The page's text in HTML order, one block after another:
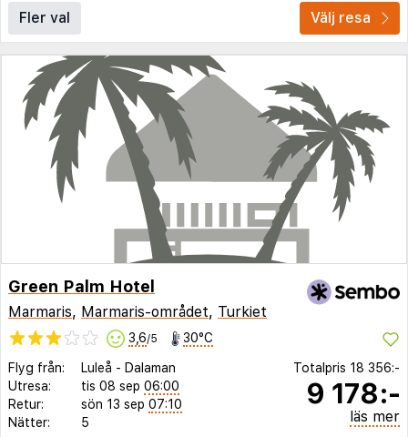
Fler val Välj resa
Green Palm Hotel
Marmaris, Marmaris-området, Turkiet
3,6/5 30°C
Flyg från: Luleå - Dalaman
Utresa:
tis 08 sep 06:00
Retur:
sön 13 sep 07:10
Nätter:
5
Totalpris 18 356:-
9 178:-
läs mer